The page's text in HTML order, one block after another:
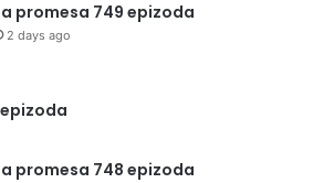
promesa 749 epizoda
2 days ago
promesa 748 epizoda